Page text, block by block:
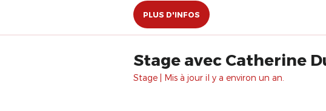
PLUS D'INFOS
Stage avec Catherine
Stage | Mis à jour il y a environ un an.